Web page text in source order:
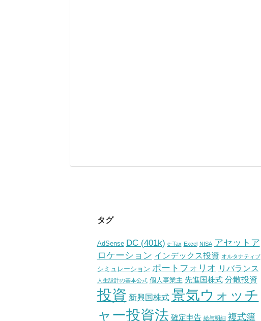
タグ
AdSense DC (401k) e-Tax Excel NISA アセットア
ロケーション インデックス投資 オルタナティブ
シミュレーション ポートフォリオ リバランス
人生設計の基本公式 個人事業主 先進国株式 分散投資
投資 新興国株式 景気ウォッチ
ャー投資法 確定申告 給与明細 複式簿